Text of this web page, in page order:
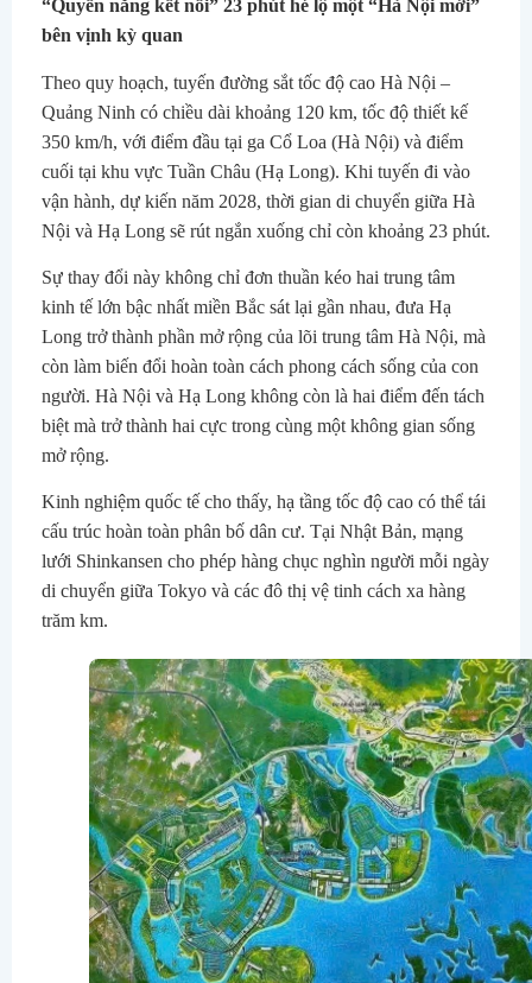
“Quyền năng kết nối” 23 phút hé lộ một “Hà Nội mới”
bên vịnh kỳ quan
Theo quy hoạch, tuyến đường sắt tốc độ cao Hà Nội –
Quảng Ninh có chiều dài khoảng 120 km, tốc độ thiết kế
350 km/h, với điểm đầu tại ga Cổ Loa (Hà Nội) và điểm
cuối tại khu vực Tuần Châu (Hạ Long). Khi tuyến đi vào
vận hành, dự kiến năm 2028, thời gian di chuyển giữa Hà
Nội và Hạ Long sẽ rút ngắn xuống chỉ còn khoảng 23 phút.
Sự thay đổi này không chỉ đơn thuần kéo hai trung tâm
kinh tế lớn bậc nhất miền Bắc sát lại gần nhau, đưa Hạ
Long trở thành phần mở rộng của lõi trung tâm Hà Nội, mà
còn làm biến đổi hoàn toàn cách phong cách sống của con
người. Hà Nội và Hạ Long không còn là hai điểm đến tách
biệt mà trở thành hai cực trong cùng một không gian sống
mở rộng.
Kinh nghiệm quốc tế cho thấy, hạ tầng tốc độ cao có thể tái
cấu trúc hoàn toàn phân bố dân cư. Tại Nhật Bản, mạng
lưới Shinkansen cho phép hàng chục nghìn người mỗi ngày
di chuyển giữa Tokyo và các đô thị vệ tinh cách xa hàng
trăm km.